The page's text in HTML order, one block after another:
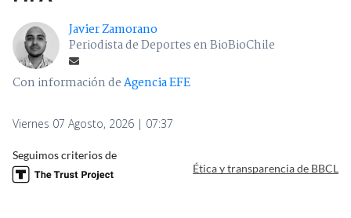
Javier Zamorano
Periodista de Deportes en BioBioChile
Con información deAgencia EFE
Viernes 07 Agosto, 2026 | 07:37
Seguimos criterios de
Ética y transparencia de BBCL